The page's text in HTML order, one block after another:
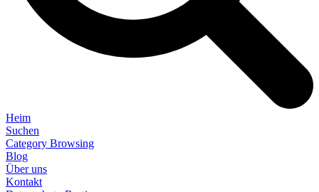
Heim
Suchen
Category Browsing
Blog
Über uns
Kontakt